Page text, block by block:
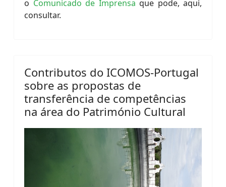
o Comunicado de Imprensa que pode, aqui,
consultar.
Contributos do ICOMOS-Portugal
sobre as propostas de
transferência de competências
na área do Património Cultural